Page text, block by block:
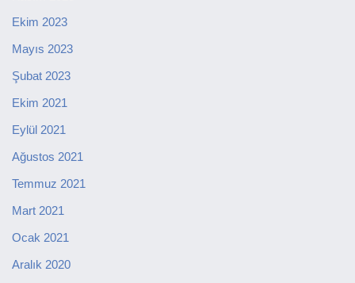
Ekim 2023
Mayıs 2023
Şubat 2023
Ekim 2021
Eylül 2021
Ağustos 2021
Temmuz 2021
Mart 2021
Ocak 2021
Aralık 2020